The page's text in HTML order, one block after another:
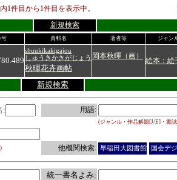
1件目から 1件目を表示中。
新規検索
号 資料名 著者等 ジャン
shuukikakigajou
しゅうきかきがじょう
秋暉花卉画帖
岡本秋暉（画）
絵本：絵
新規検索
: 用語:
(ジャンル・作品解題[J/E]・書
他機関検索: 早稲田大図書館 国会デ
統一書名よみ: